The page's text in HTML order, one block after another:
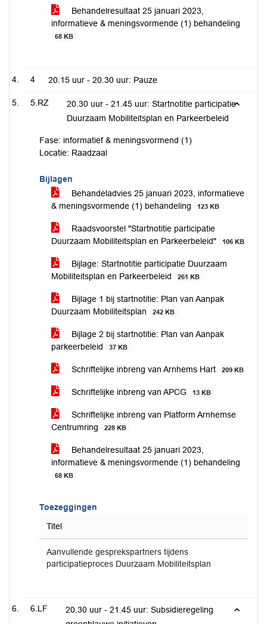
Behandelresultaat 25 januari 2023,
informatieve & meningsvormende (1) behandeling
68 KB
4 20.15 uur - 20.30 uur: Pauze
5.RZ
20.30 uur - 21.45 uur: Startnotitie participatie
Duurzaam Mobiliteitsplan en Parkeerbeleid
Fase: informatief & meningsvormend (1)
Locatie: Raadzaal
Bijlagen
Behandeladvies 25 januari 2023, informatieve
& meningsvormende (1) behandeling
123 KB
Raadsvoorstel "Startnotitie participatie
Duurzaam Mobiliteitsplan en Parkeerbeleid"
106 KB
Bijlage: Startnotitie participatie Duurzaam
Mobiliteitsplan en Parkeerbeleid
261 KB
Bijlage 1 bij startnotitie: Plan van Aanpak
Duurzaam Mobiliteitsplan
242 KB
Bijlage 2 bij startnotitie: Plan van Aanpak
parkeerbeleid
37 KB
Schriftelijke inbreng van Arnhems Hart 209 KB
Schriftelijke inbreng van APCG 13 KB
Schriftelijke inbreng van Platform Arnhemse
Centrumring
228 KB
Behandelresultaat 25 januari 2023,
informatieve & meningsvormende (1) behandeling
68 KB
Toezeggingen
Titel
Aanvullende gesprekspartners tijdens
participatieproces Duurzaam Mobiliteitsplan
6.LF
20.30 uur - 21.45 uur: Subsidieregeling